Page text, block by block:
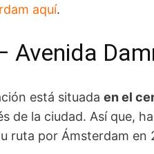
aquí.
Avenida
está situada en el
de la ciudad. Así que,
ruta por Ámsterdam en